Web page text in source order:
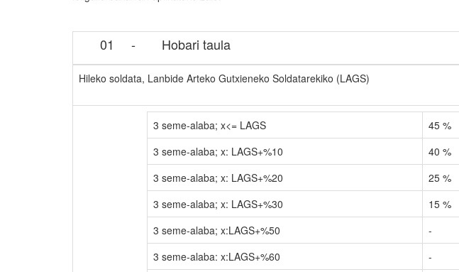
01 - Hobari taula
Hileko soldata, Lanbide Arteko Gutxieneko Soldatarekiko (LAGS)
3 seme-alaba; x<= LAGS 45 %
3 seme-alaba; x: LAGS+%10
40 %
3 seme-alaba; x: LAGS+%20
25 %
3 seme-alaba; x: LAGS+%30
15 %
3 seme-alaba; x:LAGS+%50
-
3 seme-alaba: x:LAGS+%60
-